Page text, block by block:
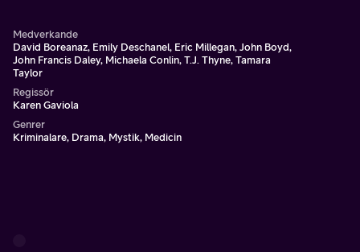
Medverkande
David Boreanaz, Emily Deschanel, Eric Millegan, John Boyd,
John Francis Daley, Michaela Conlin, T.J. Thyne, Tamara
Taylor
Regissör
Karen Gaviola
Genrer
Kriminalare, Drama, Mystik, Medicin